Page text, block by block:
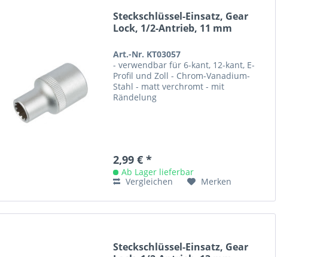
Steckschlüssel-Einsatz, Gear
Lock, 1/2-Antrieb, 11 mm
Art.-Nr. KT03057
- verwendbar für 6-kant, 12-kant, E-
Profil und Zoll - Chrom-Vanadium-
Stahl - matt verchromt - mit
Rändelung
2,99 € *
Ab Lager lieferbar
Vergleichen
Merken
Steckschlüssel-Einsatz, Gear